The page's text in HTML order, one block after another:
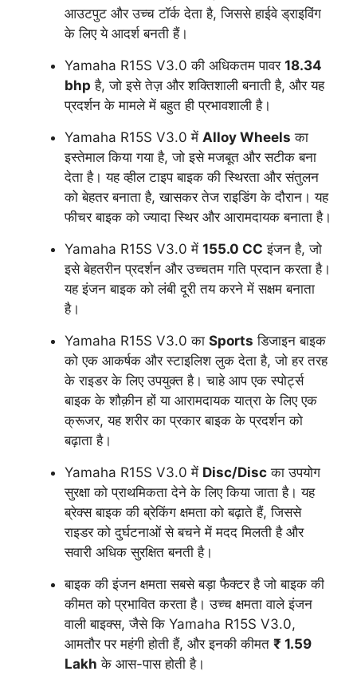
आउटपुट और उच्च टॉर्क देता है, जिससे हाईवे ड्राइविंग
के लिए ये आदर्श बनती हैं।
Yamaha R15S V3.0 की अधिकतम पावर 18.34
bhp है, जो इसे तेज़ और शक्तिशाली बनाती है, और यह
प्रदर्शन के मामले में बहुत ही प्रभावशाली है।
Yamaha R15S V3.0 में Alloy Wheels का
इस्तेमाल किया गया है, जो इसे मजबूत और सटीक बना
देता है। यह व्हील टाइप बाइक की स्थिरता और संतुलन
को बेहतर बनाता है, खासकर तेज राइडिंग के दौरान। यह
फीचर बाइक को ज्यादा स्थिर और आरामदायक बनाता है।
Yamaha R15S V3.0 में 155.0 CC इंजन है, जो
इसे बेहतरीन प्रदर्शन और उच्चतम गति प्रदान करता है।
यह इंजन बाइक को लंबी दूरी तय करने में सक्षम बनाता
है।
Yamaha R15S V3.0 का Sports डिजाइन बाइक
को एक आकर्षक और स्टाइलिश लुक देता है, जो हर तरह
के राइडर के लिए उपयुक्त है। चाहे आप एक स्पोर्ट्स
बाइक के शौक़ीन हों या आरामदायक यात्रा के लिए एक
क्रूजर, यह शरीर का प्रकार बाइक के प्रदर्शन को
बढ़ाता है।
Yamaha R15S V3.0 में Disc/Disc का उपयोग
सुरक्षा को प्राथमिकता देने के लिए किया जाता है। यह
ब्रेक्स बाइक की ब्रेकिंग क्षमता को बढ़ाते हैं, जिससे
राइडर को दुर्घटनाओं से बचने में मदद मिलती है और
सवारी अधिक सुरक्षित बनती है।
बाइक की इंजन क्षमता सबसे बड़ा फैक्टर है जो बाइक की
कीमत को प्रभावित करता है। उच्च क्षमता वाले इंजन
वाली बाइक्स, जैसे कि Yamaha R15S V3.0,
आमतौर पर महंगी होती हैं, और इनकी कीमत ₹ 1.59
Lakh के आस-पास होती है।